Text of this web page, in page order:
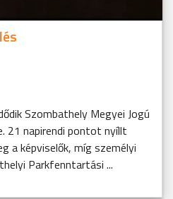
Szombathely Megyei Jogú
21 napirendi pontot nyíllt
a képviselők, míg személyi
Parkfenntartási ...